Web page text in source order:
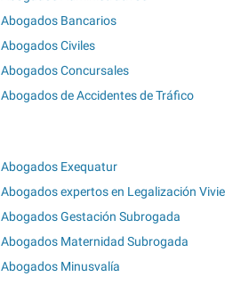
Abogados Bancarios
Abogados Civiles
Abogados Concursales
Abogados de Accidentes de Tráfico
Abogados Exequatur
Abogados expertos en Legalización
Abogados Gestación Subrogada
Abogados Maternidad Subrogada
Abogados Minusvalía